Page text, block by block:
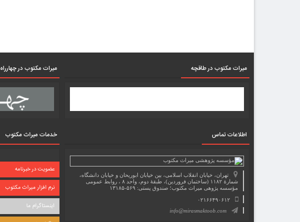
میرات مکتوب در طاقچه
اطلاعات تماس
تهران، خیابان انقلاب اسلامی، بین خیابان ابوریحان و خیابان دانشگاه،
شمارۀ ۱۱۸۲ (ساختمان فروردین)، طبقۀ دوم، واحد ۸ ، روابط عمومی
مؤسسه پژوهی میراث مکتوب؛ صندوق پستی: ۵۶۹-۱۳۱۸۵
۰۲۱۶۶۴۹۰۶۱۲
info@mirasmaktoob.com
میرات مکتوب در چهارراه
خدمات میراث مکتوب
عضویت در خبرنامه
نرم افزار میراث مکتوب
اینستاگرام ما